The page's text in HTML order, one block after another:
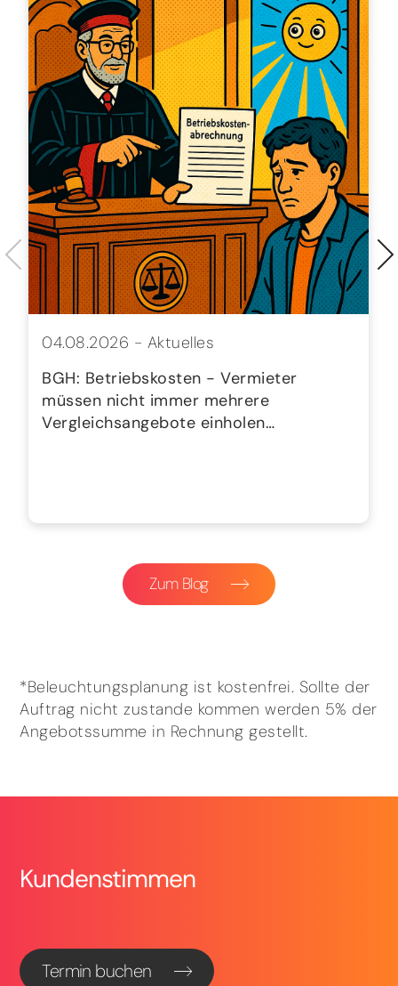
04.08.2026 - Aktuelles
BGH: Betriebskosten - Vermieter
müssen nicht immer mehrere
Vergleichsangebote einholen…
Zum Blog
*Beleuchtungsplanung ist kostenfrei. Sollte der
Auftrag nicht zustande kommen werden 5% der
Angebotssumme in Rechnung gestellt.
Kundenstimmen
Termin buchen